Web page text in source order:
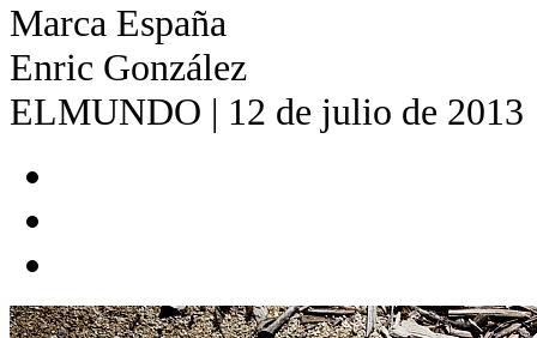
Marca España
Enric González
ELMUNDO | 12 de julio de 2013